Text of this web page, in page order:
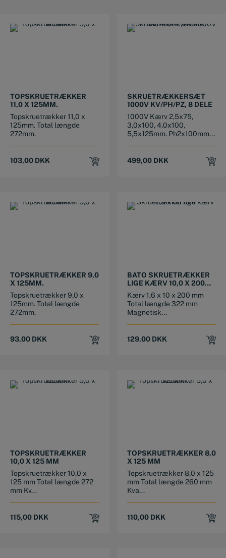
TOPSKRUETRÆKKER
11,0 X 125MM.
Topskruetrækker 11,0 x
125mm. Total længde
272mm.
103,00 DKK
SKRUETRÆKKERSÆT
1000V KV/PH/PZ, 8 DELE
1000V Kærv 2,5x75,
3,0x100, 4,0x100,
5,5x125mm. Ph2x100mm...
499,00 DKK
TOPSKRUETRÆKKER 9,0
X 125MM.
Topskruetrækker 9,0 x
125mm. Total længde
272mm.
93,00 DKK
BATO SKRUETRÆKKER
LIGE KÆRV 10,0 X 200
MM
Kærv 1,6 x 10 x 200 mm
Total længde 322 mm
Magnetisk...
129,00 DKK
TOPSKRUETRÆKKER
10,0 X 125 MM
Topskruetrækker 10,0 x
125 mm Total længde 272
mm Kv...
115,00 DKK
TOPSKRUETRÆKKER 8,0
X 125 MM
Topskruetrækker 8,0 x 125
mm Total længde 260 mm
Kva...
110,00 DKK